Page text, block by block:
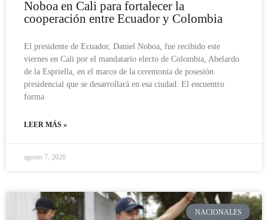
Noboa en Cali para fortalecer la
cooperación entre Ecuador y Colombia
El presidente de Ecuador, Daniel Noboa, fue recibido este
viernes en Cali por el mandatario electo de Colombia, Abelardo
de la Espriella, en el marco de la ceremonia de posesión
presidencial que se desarrollará en esa ciudad. El encuentro
forma
LEER MÁS »
agosto 7, 2026
NACIONALES